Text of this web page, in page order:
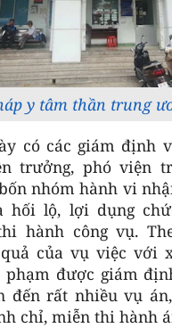
y tâm thần trung
có các giám định
trưởng, phó viện
nhóm hành vi
hối lộ, lợi dụng
hành công vụ.
quả của vụ việc với
phạm được giám
đến rất nhiều vụ
chỉ, miễn thi hành